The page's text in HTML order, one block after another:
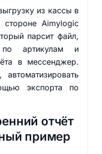
из кассы в
Aimylogic
парсит файл,
артикулам и
в мессенджер.
экспорта по
отчёт
пример